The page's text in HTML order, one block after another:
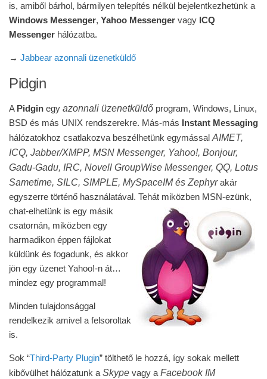
is, amiből bárhol, bármilyen telepítés nélkül bejelentkezhetünk a
Windows Messenger, Yahoo Messenger vagy ICQ
Messenger hálózatba.
→ Jabbear azonnali üzenetküldő
Pidgin
A Pidgin egy azonnali üzenetküldő program, Windows, Linux,
BSD és más UNIX rendszerekre. Más-más Instant Messaging
hálózatokhoz csatlakozva beszélhetünk egymással AIMET,
ICQ, Jabber/XMPP, MSN Messenger, Yahoo!, Bonjour,
Gadu-Gadu, IRC, Novell GroupWise Messenger, QQ, Lotus
Sametime, SILC, SIMPLE, MySpaceIM és Zephyrakár
egyszerre történő használatával. Tehát miközben MSN-ezünk,
chat-elhetünk is egy másik
csatornán, miközben egy
harmadikon éppen fájlokat
küldünk és fogadunk, és akkor
jön egy üzenet Yahoo!-n át…
mindez egy programmal!
Minden tulajdonsággal
rendelkezik amivel a felsoroltak
is.
Sok “Third-Party Plugin” tölthető le hozzá, így sokak mellett
kibővülhet hálózatunk a Skype vagy a Facebook IM